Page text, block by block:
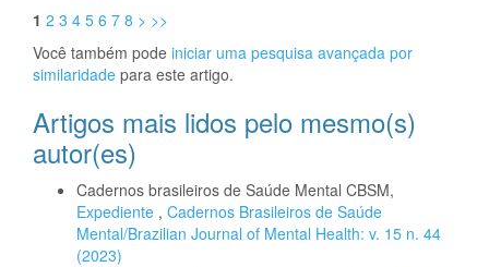
1 2 3 4 5 6 7 8 > >>
Você também pode iniciar uma pesquisa avançada por
similaridade para este artigo.
Artigos mais lidos pelo mesmo(s)
autor(es)
Cadernos brasileiros de Saúde Mental CBSM,
Expediente , Cadernos Brasileiros de Saúde
Mental/Brazilian Journal of Mental Health: v. 15 n. 44
(2023)